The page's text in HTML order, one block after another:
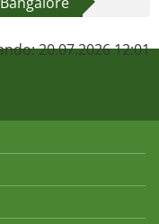
20.07.2026 12:01